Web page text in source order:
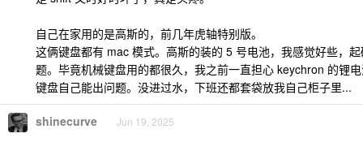
自己在家用的是高斯的，前几年虎轴特别版。
这俩键盘都有 mac 模式。高斯的装的 5 号电池，我感觉好些，
题。毕竟机械键盘用的都很久，我之前一直担心 keychron 的锂
键盘自己能出问题。没进过水，下班还都套袋放我自己柜子里...
shinecurve Jun 19, 2025